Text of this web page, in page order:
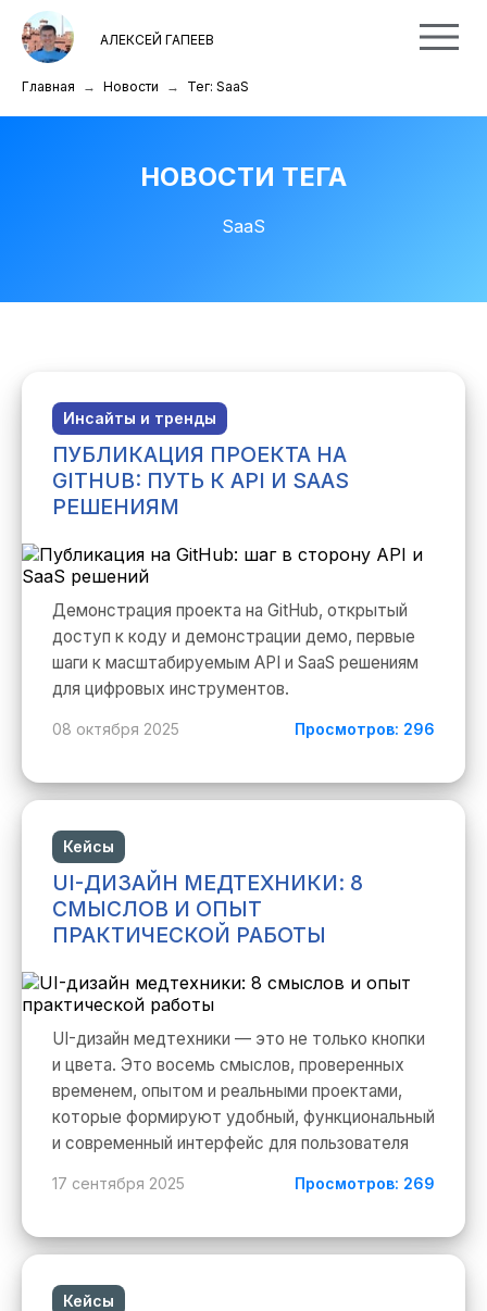
АЛЕКСЕЙ ГАПЕЕВ
Главная Новости Тег: SaaS
НОВОСТИ ТЕГА
SaaS
Инсайты и тренды
ПУБЛИКАЦИЯ ПРОЕКТА НА
GITHUB: ПУТЬ К API И SAAS
РЕШЕНИЯМ
Демонстрация проекта на GitHub, открытый
доступ к коду и демонстрации демо, первые
шаги к масштабируемым API и SaaS решениям
для цифровых инструментов.
08 октября 2025 Просмотров: 296
Кейсы
UI-ДИЗАЙН МЕДТЕХНИКИ: 8
СМЫСЛОВ И ОПЫТ
ПРАКТИЧЕСКОЙ РАБОТЫ
UI-дизайн медтехники — это не только кнопки
и цвета. Это восемь смыслов, проверенных
временем, опытом и реальными проектами,
которые формируют удобный, функциональный
и современный интерфейс для пользователя
17 сентября 2025 Просмотров: 269
Кейсы